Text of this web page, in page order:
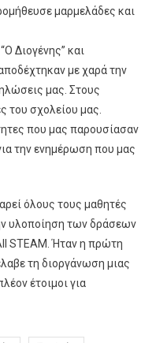
μαρμελάδες και
Διογένης” και
με χαρά την
μας. Στους
του σχολείου μας.
που μας παρουσίασαν
την ενημέρωση που μας
όλους τους μαθητές
υλοποίηση των δράσεων
STEAM. Ήταν η πρώτη
τη διοργάνωση μιας
έτοιμοι για